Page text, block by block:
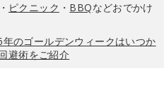
・ ピクニック ・ BBQなどおでかけ
年のゴールデンウィークはいつか
避術をご紹介